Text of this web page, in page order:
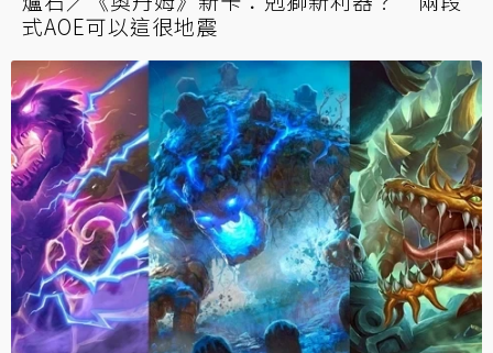
爐石／《奧丹姆》新卡總評：期待度爆表！用
盜賊召喚「黑暗大法師」？